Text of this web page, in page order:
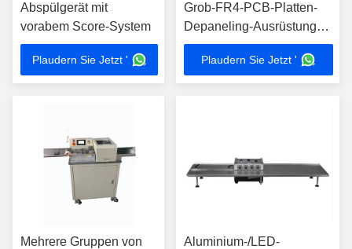
Abspülgerät mit
vorabem Score-System
Plaudern Sie Jetzt '
Grob-FR4-PCB-Platten-
Depaneling-Ausrüstung
gefräste frische Loch
Plaudern Sie Jetzt '
Mehrere Gruppen von
Aluminium-/LED-